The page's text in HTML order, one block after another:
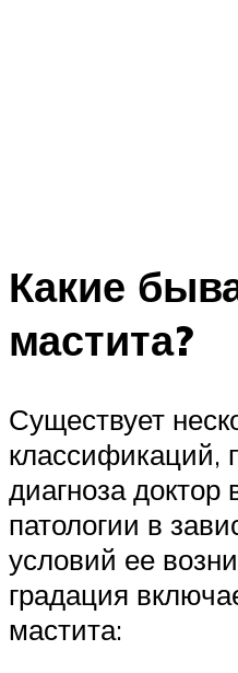
Какие
мастита?
Существует
классификаций,
диагноза доктор
патологии в
условий ее
градация
мастита: